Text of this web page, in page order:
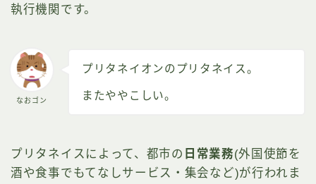
執行機関です。
なおゴン
プリタネイオンのプリタネイス。
またややこしい。
プリタネイスによって、都市の 日常業務(外国使節を
酒や食事でもてなしサービス・集会など)が行われま